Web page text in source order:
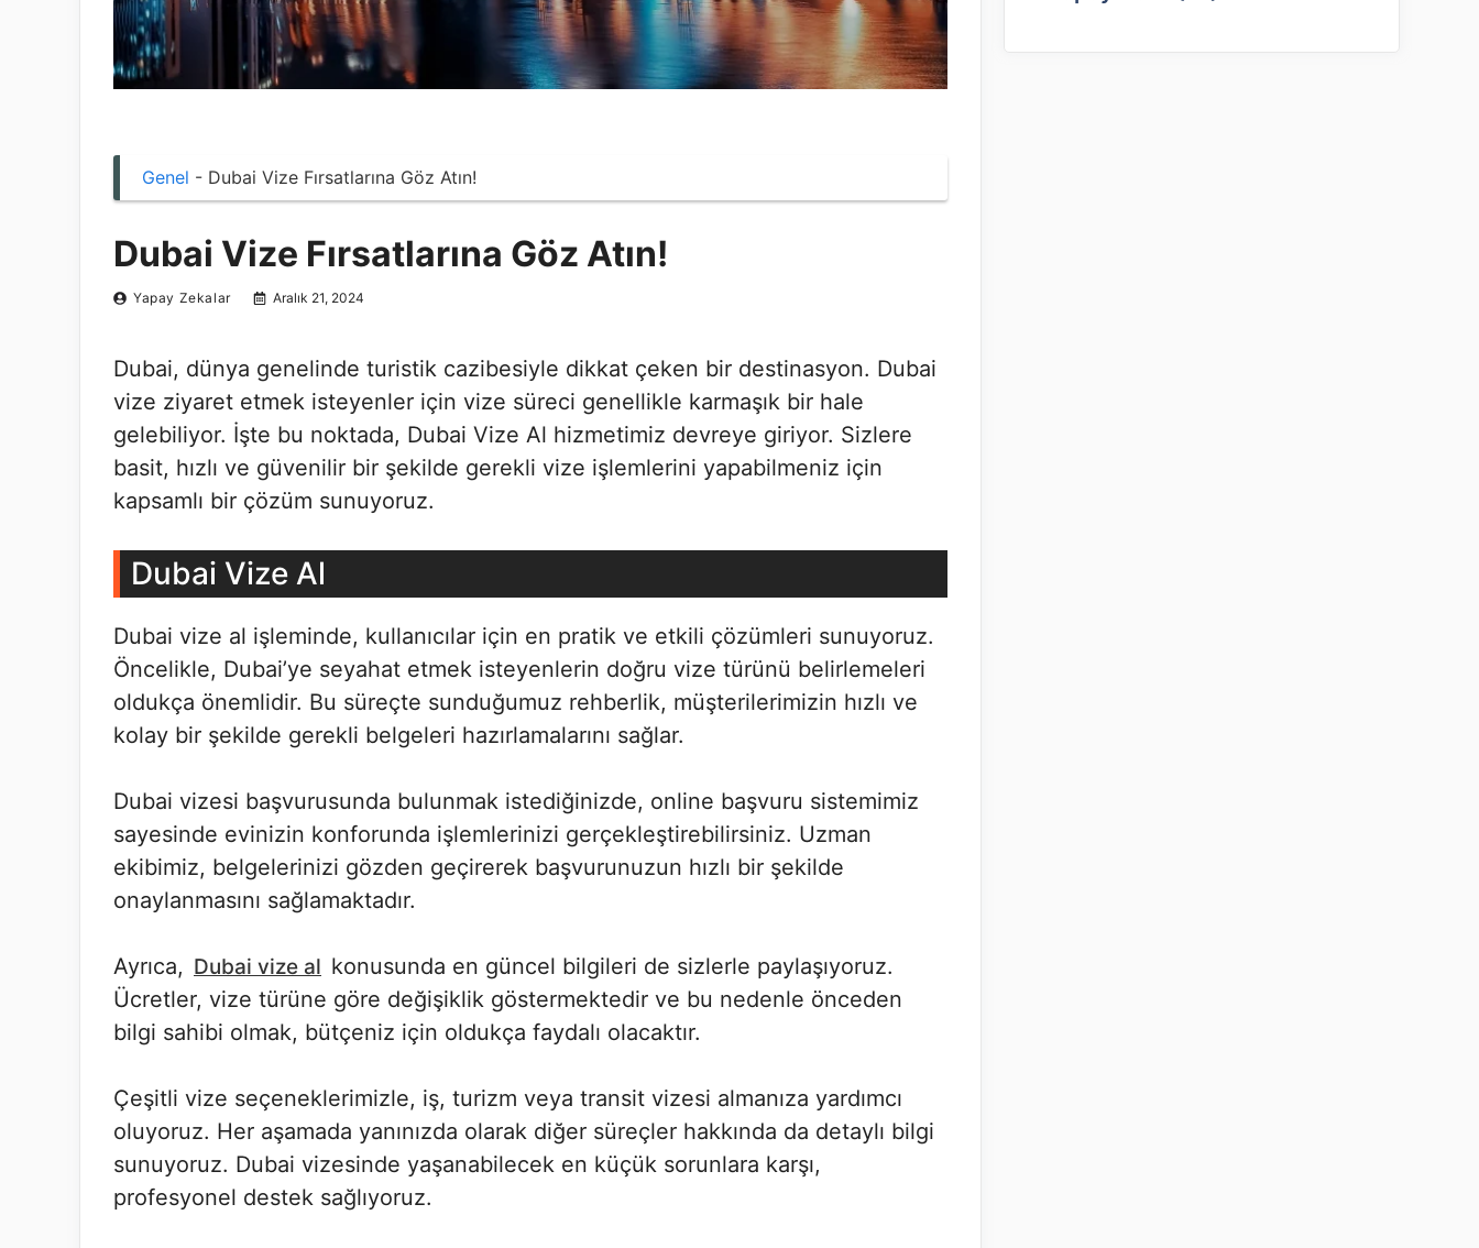
Genel - Dubai Vize Fırsatlarına Göz Atın!
Dubai Vize Fırsatlarına Göz Atın!
Yapay Zekalar Aralık 21, 2024
Dubai, dünya genelinde turistik cazibesiyle dikkat çeken bir destinasyon. Dubai
vize ziyaret etmek isteyenler için vize süreci genellikle karmaşık bir hale
gelebiliyor. İşte bu noktada, Dubai Vize Al hizmetimiz devreye giriyor. Sizlere
basit, hızlı ve güvenilir bir şekilde gerekli vize işlemlerini yapabilmeniz için
kapsamlı bir çözüm sunuyoruz.
Dubai Vize Al
Dubai vize al işleminde, kullanıcılar için en pratik ve etkili çözümleri sunuyoruz.
Öncelikle, Dubai’ye seyahat etmek isteyenlerin doğru vize türünü belirlemeleri
oldukça önemlidir. Bu süreçte sunduğumuz rehberlik, müşterilerimizin hızlı ve
kolay bir şekilde gerekli belgeleri hazırlamalarını sağlar.
Dubai vizesi başvurusunda bulunmak istediğinizde, online başvuru sistemimiz
sayesinde evinizin konforunda işlemlerinizi gerçekleştirebilirsiniz. Uzman
ekibimiz, belgelerinizi gözden geçirerek başvurunuzun hızlı bir şekilde
onaylanmasını sağlamaktadır.
Ayrıca, Dubai vize al konusunda en güncel bilgileri de sizlerle paylaşıyoruz.
Ücretler, vize türüne göre değişiklik göstermektedir ve bu nedenle önceden
bilgi sahibi olmak, bütçeniz için oldukça faydalı olacaktır.
Çeşitli vize seçeneklerimizle, iş, turizm veya transit vizesi almanıza yardımcı
oluyoruz. Her aşamada yanınızda olarak diğer süreçler hakkında da detaylı bilgi
sunuyoruz. Dubai vizesinde yaşanabilecek en küçük sorunlara karşı,
profesyonel destek sağlıyoruz.